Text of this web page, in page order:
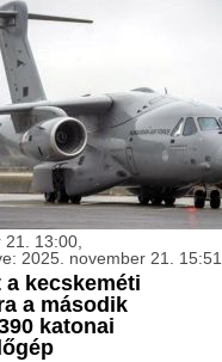
21. 13:00,
2025. november 21. 15:51
a kecskeméti
a második
katonai